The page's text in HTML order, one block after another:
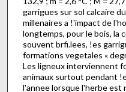
garrigues sur sol calcaire
millenaires a !'impact de
longtemps, pour le bois, la
souvent brfi.lees, !es
formations vegetales «
Les ligneux interviennent
animaux surtout pendant
l'annee lorsque l'herbe est